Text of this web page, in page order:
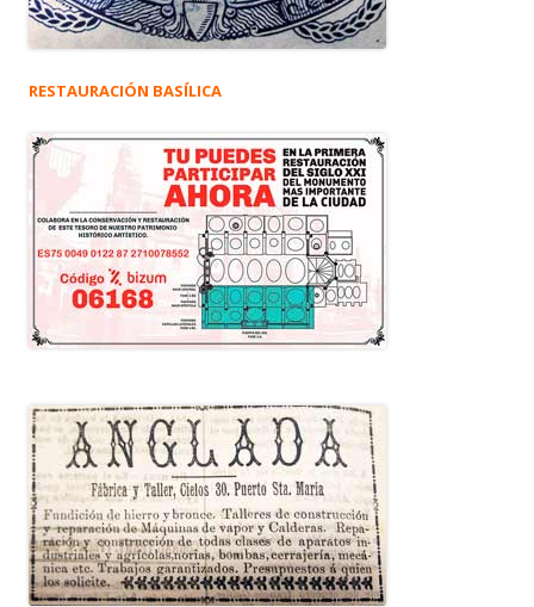
RESTAURACIÓN BASÍLICA